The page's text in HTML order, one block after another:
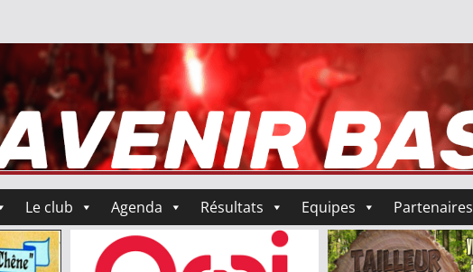
Le club Agenda Résultats Equipes Partenaires